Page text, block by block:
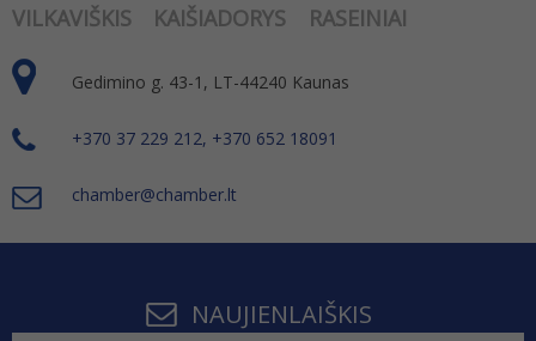
VILKAVIŠKIS
KAIŠIADORYS RASEINIAI
Gedimino g. 43-1, LT-44240 Kaunas
+370 37 229 212, +370 652 18091
chamber@chamber.lt
NAUJIENLAIŠKIS